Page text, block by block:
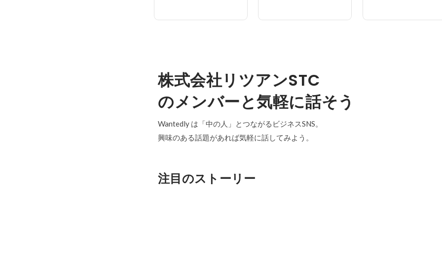
株式会社リツアンSTC
のメンバーと気軽に話そう
Wantedly は「中の人」とつながるビジネスSNS。
興味のある話題があれば気軽に話してみよう。
注目のストーリー